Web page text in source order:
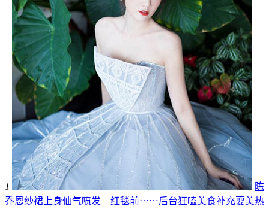
1
陈
乔恩纱裙上身仙气喷发 红毯前⋯⋯后台狂嗑美食补充耍美热